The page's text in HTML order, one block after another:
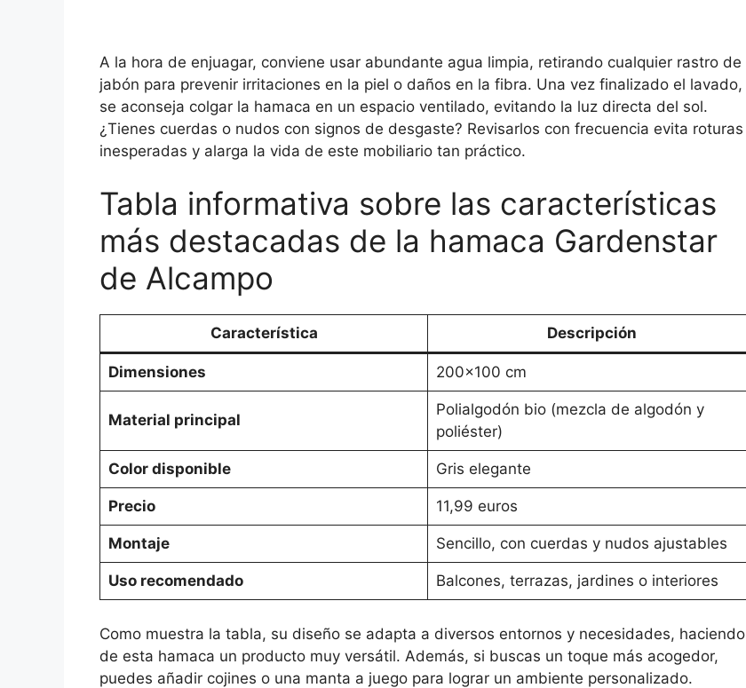
A la hora de enjuagar, conviene usar abundante agua limpia, retirando cualquier rastro de
jabón para prevenir irritaciones en la piel o daños en la fibra. Una vez finalizado el lavado,
se aconseja colgar la hamaca en un espacio ventilado, evitando la luz directa del sol.
¿Tienes cuerdas o nudos con signos de desgaste? Revisarlos con frecuencia evita roturas
inesperadas y alarga la vida de este mobiliario tan práctico.
Tabla informativa sobre las características
más destacadas de la hamaca Gardenstar
de Alcampo
Característica Descripción
Dimensiones 200×100 cm
Material principal
Polialgodón bio (mezcla de algodón y
poliéster)
Color disponible Gris elegante
Precio 11,99 euros
Montaje Sencillo, con cuerdas y nudos ajustables
Uso recomendado Balcones, terrazas, jardines o interiores
Como muestra la tabla, su diseño se adapta a diversos entornos y necesidades, haciendo
de esta hamaca un producto muy versátil. Además, si buscas un toque más acogedor,
puedes añadir cojines o una manta a juego para lograr un ambiente personalizado.